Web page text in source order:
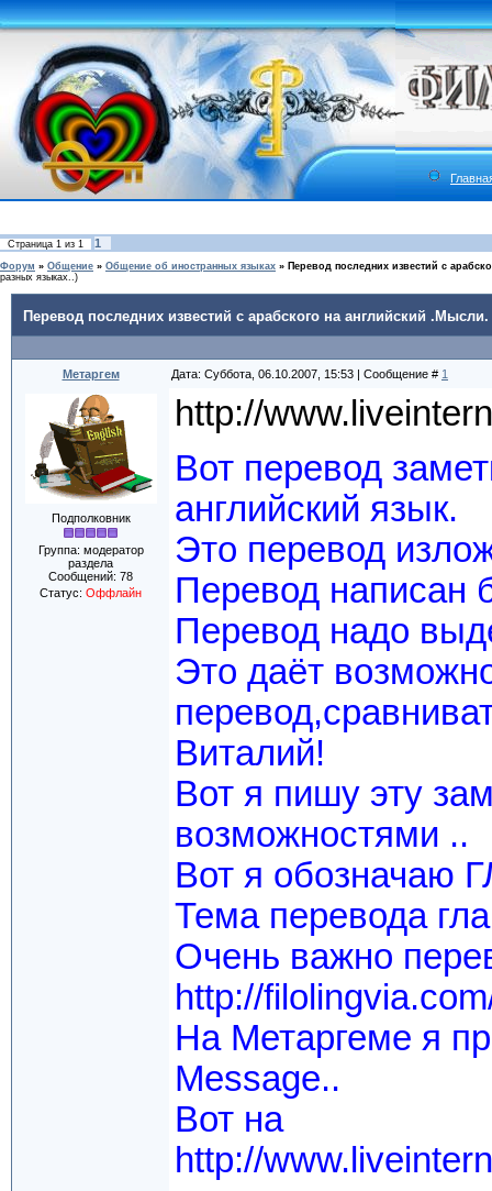
Страница 1 из 1 1
Форум » Общение » Общение об иностранных языках » Перевод последних известий с
разных языках..)
Перевод последних известий с арабского на английский .Мысли.
Метаргем Дата: Суббота, 06.10.2007, 15:53 | Сообщение # 1
Подполковник
Группа: модератор
раздела
Сообщений: 78
Статус: Оффлайн
http://
Вот перевод
английский язык.
Это перевод
Перевод написан
Перевод надо
Это даёт
Виталий!
Вот я пишу эту
возможностями ..
Вот я обозначаю
Тема перевода
Очень важно
http://
На Метаргеме я
Message..
Вот на
http://